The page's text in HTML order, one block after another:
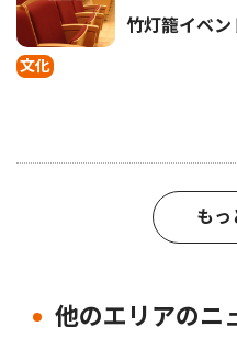
文化
竹灯籠イベ
もっ
他のエリアのニ